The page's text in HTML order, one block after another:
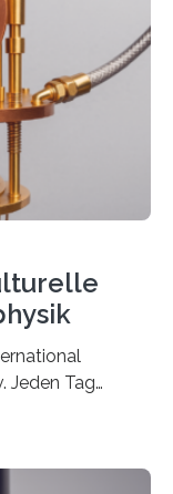
Durchbruch:
wurde
dass sich
Jeden Tag
Neue